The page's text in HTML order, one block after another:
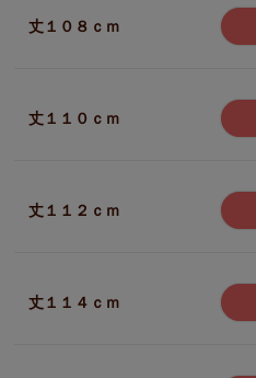
丈１０８ｃｍ
丈１１０ｃｍ
丈１１２ｃｍ
丈１１４ｃｍ